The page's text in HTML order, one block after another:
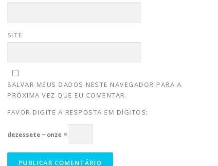
SITE
SALVAR MEUS DADOS NESTE NAVEGADOR PARA A
PRÓXIMA VEZ QUE EU COMENTAR.
FAVOR DIGITE A RESPOSTA EM DÍGITOS:
dezessete − onze =